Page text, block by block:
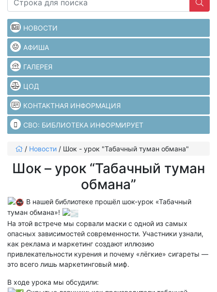
НОВОСТИ
АФИША
ГАЛЕРЕЯ
ЦОД
КОНТАКТНАЯ ИНФОРМАЦИЯ
СВО: БИБЛИОТЕКА ИНФОРМИРУЕТ
/ Новости / Шок - урок "Табачный туман обмана"
Шок – урок “Табачный туман
обмана”
В нашей библиотеке прошёл шок-урок «Табачный
туман обмана»!
На этой встрече мы сорвали маски с одной из самых
опасных зависимостей современности. Участники узнали,
как реклама и маркетинг создают иллюзию
привлекательности курения и почему «лёгкие» сигареты —
это всего лишь маркетинговый миф.
В ходе урока мы обсудили: